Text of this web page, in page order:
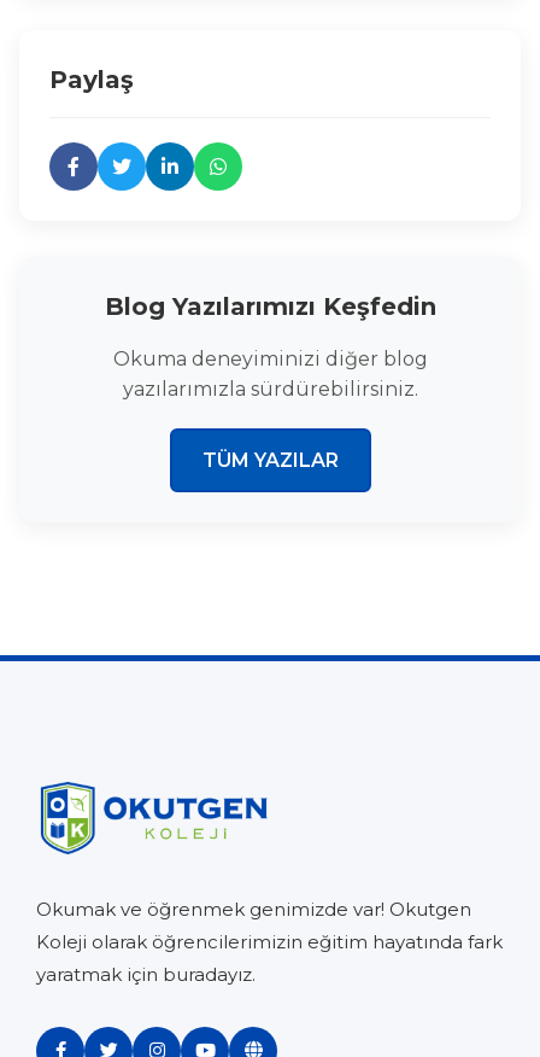
Paylaş
Blog Yazılarımızı Keşfedin
Okuma deneyiminizi diğer blog
yazılarımızla sürdürebilirsiniz.
TÜM YAZILAR
Okumak ve öğrenmek genimizde var! Okutgen
Koleji olarak öğrencilerimizin eğitim hayatında fark
yaratmak için buradayız.